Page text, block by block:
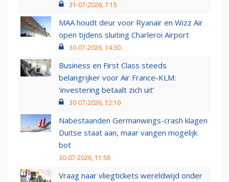
31-07-2026, 7:15
MAA houdt deur voor Ryanair en Wizz Air
open tijdens sluiting Charleroi Airport
30-07-2026, 14:30
Business en First Class steeds
belangrijker voor Air France-KLM:
‘investering betaalt zich uit’
30-07-2026, 12:10
Nabestaanden Germanwings-crash klagen
Duitse staat aan, maar vangen mogelijk
bot
30-07-2026, 11:58
Vraag naar vliegtickets wereldwijd onder